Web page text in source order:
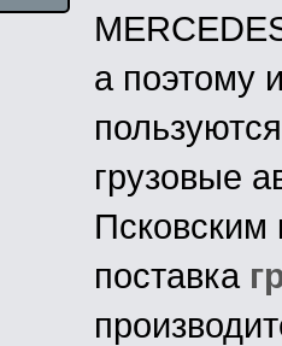
а поэтому
грузовые
Псковским
поставка